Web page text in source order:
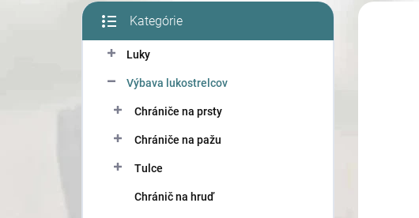
B
č
kategórie
Kategórie
Luky
Výbava lukostrelcov
Chrániče na prsty
Chrániče na pažu
Tulce
Chránič na hruď